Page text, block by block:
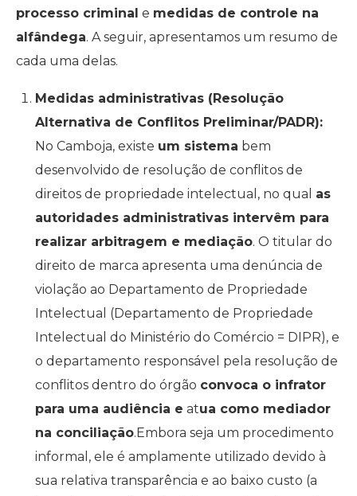
processo criminal e medidas de controle na
alfândega. A seguir, apresentamos um resumo de
cada uma delas.
Medidas administrativas (Resolução
Alternativa de Conflitos Preliminar/PADR):
No Camboja, existe um sistema bem
desenvolvido de resolução de conflitos de
direitos de propriedade intelectual, no qual as
autoridades administrativas intervêm para
realizar arbitragem e mediação. O titular do
direito de marca apresenta uma denúncia de
violação ao Departamento de Propriedade
Intelectual (Departamento de Propriedade
Intelectual do Ministério do Comércio = DIPR), e
o departamento responsável pela resolução de
conflitos dentro do órgão convoca o infrator
para uma audiência e atua como mediador
na conciliação.Embora seja um procedimento
informal, ele é amplamente utilizado devido à
sua relativa transparência e ao baixo custo (a